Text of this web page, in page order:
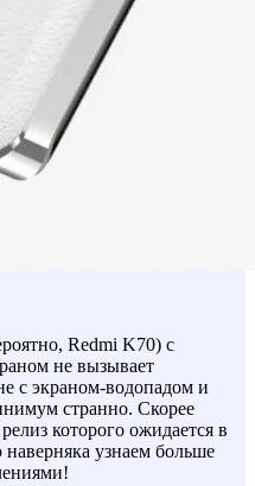
Redmi K70) с
не вызывает
с экраном-водопадом и
странно. Скорее
которого ожидается в
узнаем больше